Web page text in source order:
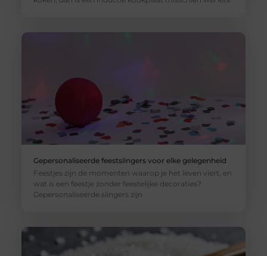
Gepersonaliseerde feestslingers voor elke gelegenheid
Feestjes zijn de momenten waarop je het leven viert, en
wat is een feestje zonder feestelijke decoraties?
Gepersonaliseerde slingers zijn